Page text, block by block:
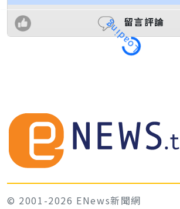
留言評論
Loading
© 2001-2026 ENews新聞網